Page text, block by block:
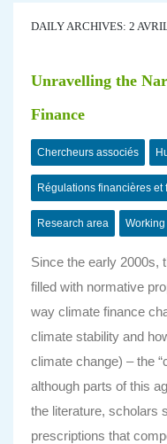
DAILY ARCHIVES: 2
Unravelling the
Finance
Chercheurs associés
Régulations financières
Research area
Since the early 2000s,
filled with normative
way climate finance
climate stability and
climate change) – the
although parts of this
the literature, scholars
prescriptions that